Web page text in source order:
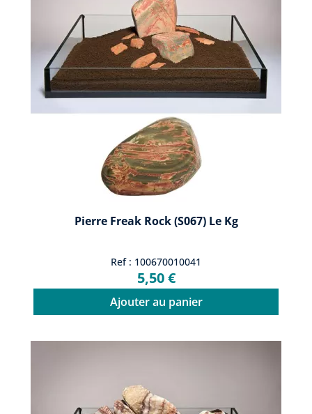
Pierre Freak Rock (S067) Le Kg
Ref : 100670010041
5,50 €
Ajouter au panier